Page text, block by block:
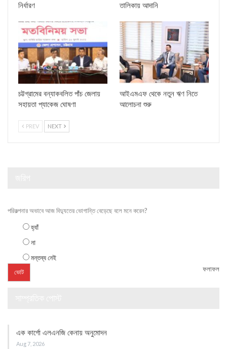
নির্ধারণ
তালিকায় আদানি
চট্টগ্রামের বন্যাকবলিত পাঁচ জেলায়
সহায়তা প্যাকেজ ঘোষণা
আইএমএফ থেকে নতুন ঋণ নিতে
আলোচনা শুরু
PREV NEXT
পরিকল্পনার অভাবে আজ বিদ্যুতের ভোগান্তি বেড়েছে বলে মনে করেন?
হ্যাঁ
না
মন্তব্য নেই
ফলাফল
এক কার্গো এলএনজি কেনায় অনুমোদন
Aug 7, 2026